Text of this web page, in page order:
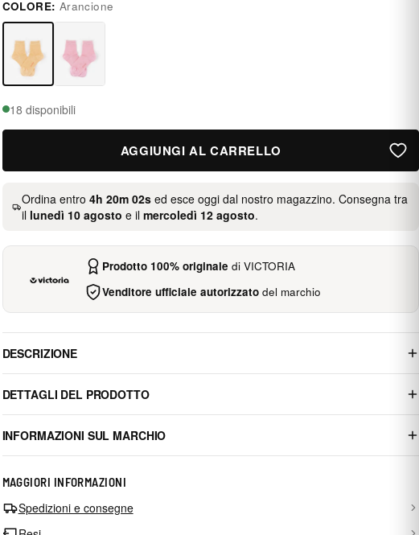
naranja
COLORE: Arancione
18 disponibili
AGGIUNGI AL CARRELLO
Ordina entro 4h 20m 02sed esce oggi dal nostro magazzino. Consegna tra
il lunedì 10 agosto e il mercoledì 12 agosto.
Prodotto 100% originale di VICTORIA
Venditore ufficiale autorizzato del marchio
DESCRIZIONE
DETTAGLI DEL PRODOTTO
INFORMAZIONI SUL MARCHIO
MAGGIORI INFORMAZIONI
Spedizioni e consegne